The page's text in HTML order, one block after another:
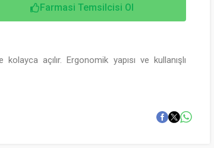
Farmasi Temsilcisi Ol
açılır. Ergonomik yapısı ve kullanışlı